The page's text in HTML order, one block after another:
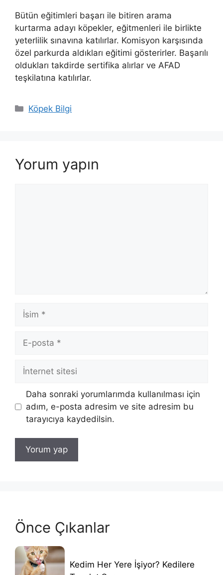
Bütün eğitimleri başarı ile bitiren arama
kurtarma adayı köpekler, eğitmenleri ile birlikte
yeterlilik sınavına katılırlar. Komisyon karşısında
özel parkurda aldıkları eğitimi gösterirler. Başarılı
oldukları takdirde sertifika alırlar ve AFAD
teşkilatına katılırlar.
Kategoriler
Köpek Bilgi
Yorum yapın
İsim
posta
İnternet
sitesi
Daha sonraki yorumlarımda kullanılması için
adım, e-posta adresim ve site adresim bu
tarayıcıya kaydedilsin.
Önce Çıkanlar
Kedim Her Yere İşiyor? Kedilere